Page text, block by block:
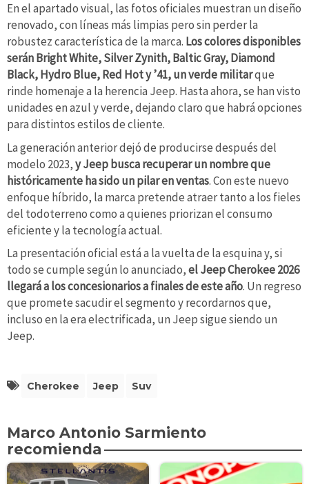
En el apartado visual, las fotos oficiales muestran un diseño
renovado, con líneas más limpias pero sin perder la
robustez característica de la marca. Los colores disponibles
serán Bright White, Silver Zynith, Baltic Gray, Diamond
Black, Hydro Blue, Red Hot y ’41, un verde militarque
rinde homenaje a la herencia Jeep. Hasta ahora, se han visto
unidades en azul y verde, dejando claro que habrá opciones
para distintos estilos de cliente.
La generación anterior dejó de producirse después del
modelo 2023,y Jeep busca recuperar un nombre que
históricamente ha sido un pilar en ventas. Con este nuevo
enfoque híbrido, la marca pretende atraer tanto a los fieles
del todoterreno como a quienes priorizan el consumo
eficiente y la tecnología actual.
La presentación oficial está a la vuelta de la esquina y, si
todo se cumple según lo anunciado,el Jeep Cherokee 2026
llegará a los concesionarios a finales de este año. Un regreso
que promete sacudir el segmento y recordarnos que,
incluso en la era electrificada, un Jeep sigue siendo un
Jeep.
Cherokee Jeep Suv
Marco Antonio Sarmiento
recomienda